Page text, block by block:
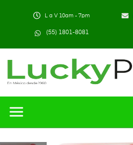
L a V 10am - 7pm
(55) 1801-8081